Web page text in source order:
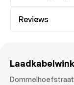
Reviews
Dommelhoefstraat